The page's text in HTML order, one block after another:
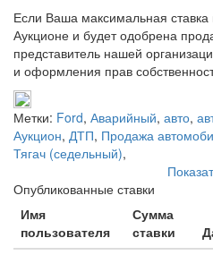
Если Ваша максимальная
Аукционе и будет одобрена
представитель нашей
и оформления прав
Метки: Ford, Аварийный, авто,
Аукцион, ДТП, Продажа
Тягач (седельный),
Опубликованные ставки
Имя
пользователя
Сумма
ставки